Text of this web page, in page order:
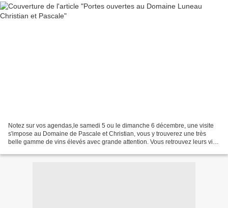
Notez sur vos agendas,le samedi 5 ou le dimanche 6 décembre, une visite
s'impose au Domaine de Pascale et Christian, vous y trouverez une très
belle gamme de vins élevés avec grande attention. Vous retrouvez leurs vins